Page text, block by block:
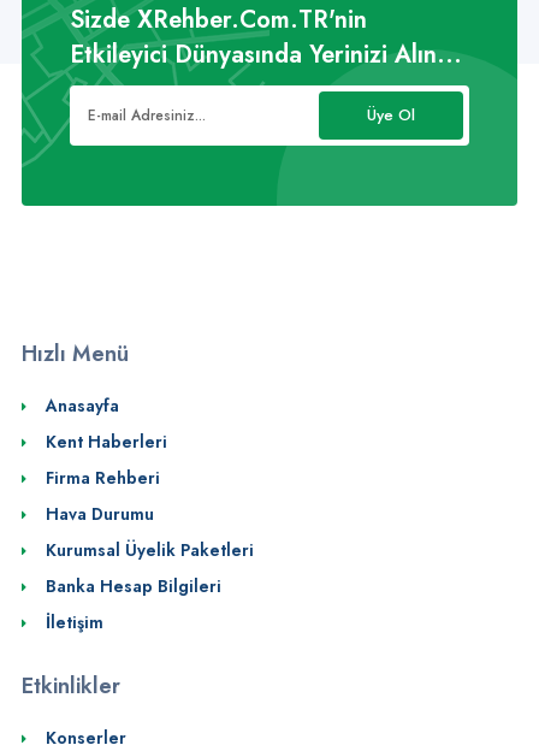
Sizde XRehber.Com.TR'nin
Etkileyici Dünyasında Yerinizi Alın...
Üye Ol
Hızlı Menü
Anasayfa
Kent Haberleri
Firma Rehberi
Hava Durumu
Kurumsal Üyelik Paketleri
Banka Hesap Bilgileri
İletişim
Etkinlikler
Konserler